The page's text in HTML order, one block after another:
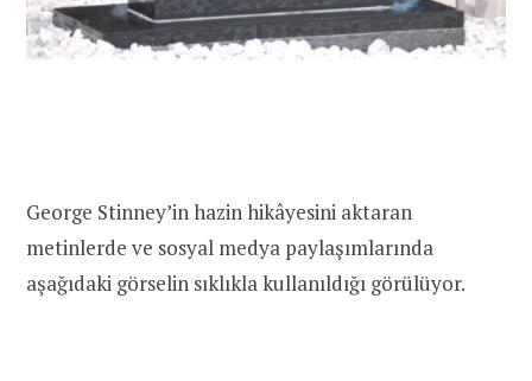
George Stinney’in hazin hikâyesini aktaran
metinlerde ve sosyal medya paylaşımlarında
aşağıdaki görselin sıklıkla kullanıldığı görülüyor.